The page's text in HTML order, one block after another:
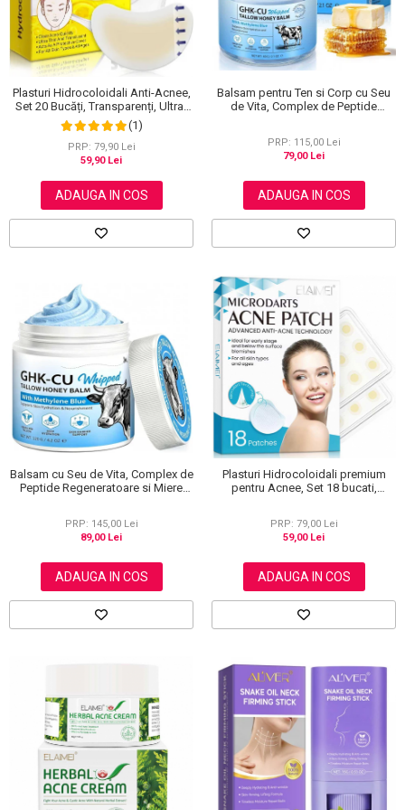
Scrub / Balsam de buze
Netestate pe Animale
Plasturi Hidrocoloidali Anti-Acnee,
Set 20 Bucăți, Transparenți, Ultra-
subțiri, Formulă Premium
(1)
PRP: 79,90 Lei
59,90 Lei
ADAUGA IN COS
Balsam pentru Ten si Corp cu Seu
de Vita, Complex de Peptide
PRP: 115,00 Lei
79,00 Lei
ADAUGA IN COS
Balsam cu Seu de Vita, Complex de
Peptide Regeneratoare si Miere
PRP: 145,00 Lei
89,00 Lei
ADAUGA IN COS
Plasturi Hidrocoloidali premium
pentru Acnee, Set 18 bucati,
PRP: 79,00 Lei
59,00 Lei
ADAUGA IN COS